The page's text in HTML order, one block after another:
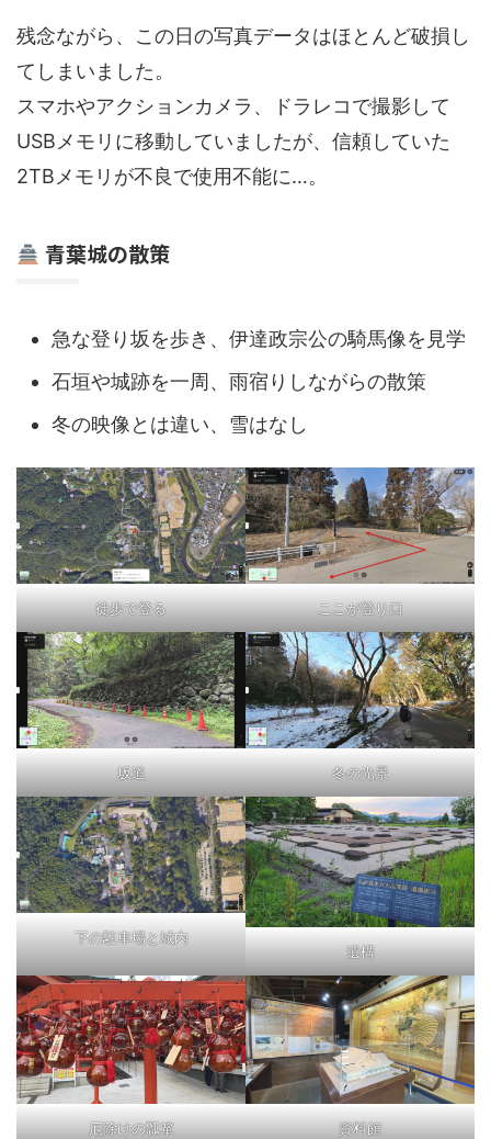
残念ながら、この日の写真データはほとんど破損し
てしまいました。
スマホやアクションカメラ、ドラレコで撮影して
USBメモリに移動していましたが、信頼していた
2TBメモリが不良で使用不能に…。
青葉城の散策
急な登り坂を歩き、伊達政宗公の騎馬像を見学
石垣や城跡を一周、雨宿りしながらの散策
冬の映像とは違い、雪はなし
徒歩で登る ここが登り口
坂道 冬の光景
下の駐車場と城内
遺構
厄除けの瓢箪 資料館